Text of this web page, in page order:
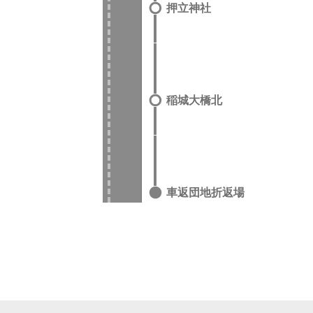
押立神社
稲城大橋北
車返団地折返場